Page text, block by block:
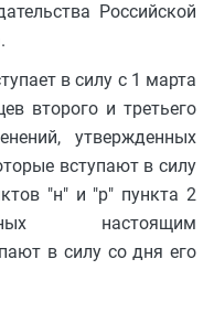
Российской
в силу с 1 марта
второго и третьего
утвержденных
вступают в силу
"н" и "р" пункта 2
настоящим
в силу со дня его